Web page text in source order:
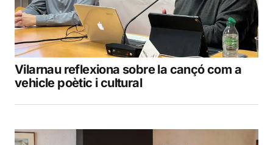
Vilarnau reflexiona sobre la cançó com a
vehicle poètic i cultural